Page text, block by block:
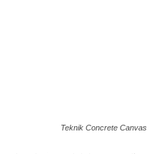
Teknik Concrete Canvas